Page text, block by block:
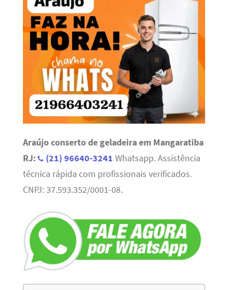
Araújo conserto de geladeira em Mangaratiba
RJ:
(21) 96640-3241 Whatsapp. Assistência
técnica rápida com profissionais verificados.
CNPJ: 37.593.352/0001-08.